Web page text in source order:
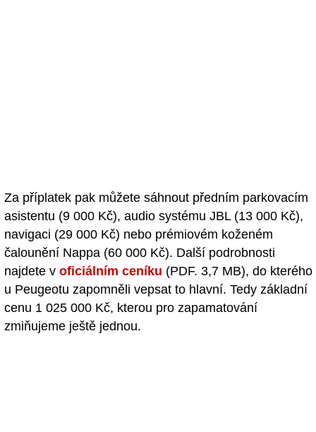
Za příplatek pak můžete sáhnout předním parkovacím
asistentu (9 000 Kč), audio systému JBL (13 000 Kč),
navigaci (29 000 Kč) nebo prémiovém koženém
čalounění Nappa (60 000 Kč). Další podrobnosti
najdete v oficiálním ceníku (PDF. 3,7 MB), do kterého
u Peugeotu zapomněli vepsat to hlavní. Tedy základní
cenu 1 025 000 Kč, kterou pro zapamatování
zmiňujeme ještě jednou.